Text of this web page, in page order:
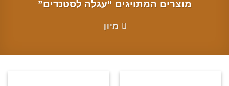
מוצרים המתויגים “עגלה לסטנדים”
מיון